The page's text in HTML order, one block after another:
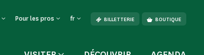
Pour les pros fr BILLETTERIE BOUTIQUE